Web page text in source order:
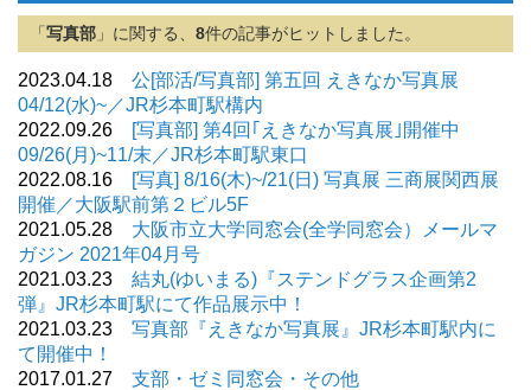
「 写真部 」に関する、 8件の記事がヒットしました。
2023.04.18 公[部活/写真部] 第五回 えきなか写真展
04/12(水)~／JR杉本町駅構内
2022.09.26
[写真部] 第4回｢えきなか写真展｣開催中
09/26(月)~11/末／JR杉本町駅東口
2022.08.16
[写真] 8/16(木)~/21(日) 写真展 三商展関西展
開催／大阪駅前第２ビル5F
2021.05.28 大阪市立大学同窓会(全学同窓会）メールマ
ガジン 2021年04月号
2021.03.23 結丸(ゆいまる)『ステンドグラス企画第2
弾』JR杉本町駅にて作品展示中！
2021.03.23 写真部『えきなか写真展』JR杉本町駅内に
て開催中！
2017.01.27 支部・ゼミ同窓会・その他